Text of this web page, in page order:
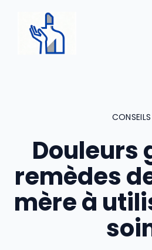
contenu
CONSEILS
Douleurs
remèdes
mère à